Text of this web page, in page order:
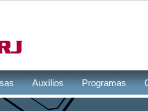
Auxílios Programas